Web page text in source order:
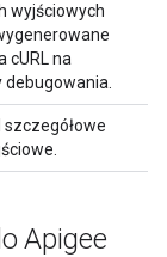
wyjściowych
cURL na
szczegółowe
Apigee